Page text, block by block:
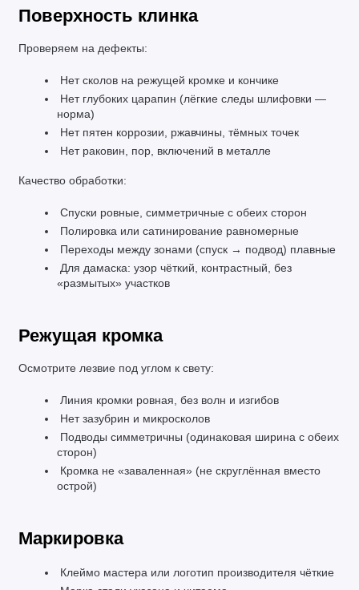
Поверхность клинка
Проверяем на дефекты:
Нет сколов на режущей кромке и кончике
Нет глубоких царапин (лёгкие следы шлифовки —
норма)
Нет пятен коррозии, ржавчины, тёмных точек
Нет раковин, пор, включений в металле
Качество обработки:
Спуски ровные, симметричные с обеих сторон
Полировка или сатинирование равномерные
Переходы между зонами (спуск → подвод) плавные
Для дамаска: узор чёткий, контрастный, без
«размытых» участков
Режущая кромка
Осмотрите лезвие под углом к свету:
Линия кромки ровная, без волн и изгибов
Нет зазубрин и микросколов
Подводы симметричны (одинаковая ширина с обеих
сторон)
Кромка не «заваленная» (не скруглённая вместо
острой)
Маркировка
Клеймо мастера или логотип производителя чёткие